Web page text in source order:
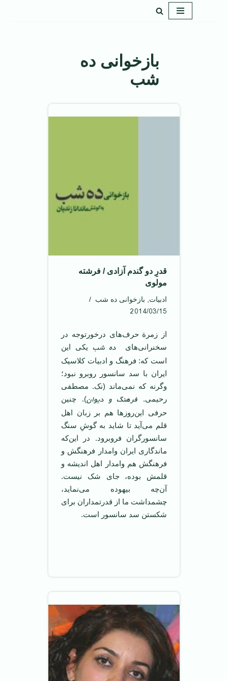
بازخوانی ده
شب
قدرِ دو گندم آزادی / فرشته
مولوی
ادبیات بازخوانی ده شب
2014/03/15
‌‌از زمرة حرف‌های درخورتوجه در
سخنرانی‌هایده شب
یکی این
است که: فرهنگ و ادبیات کلاسیک
ایران با سد سانسور روبرو نبود؛
وگرنه که نمی‌ماند (نک. مصطفی
رحیمی. فرهنگ و دیوان). چنین
حرفی این‌روزها هم بر زبان اهل
قلم می‌آید تا شاید به گوشِ سنگ
سانسورگران فروبرود. در این‌که
ماندگاری ایران وامدار فرهنگش و
فرهنگش هم وا‌مدار اهل اندیشه و
قلمش بوده، جای شک نیست.
آن‌چه بیهوده می‌نماید،
چشمداشت ما از قدرتمداران برای
شکستن سد سانسور است.